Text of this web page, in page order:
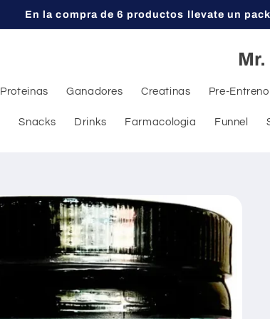
En la compra de 6 productos llevate un
Proteinas Ganadores Creatinas Pre-Entreno
Snacks Drinks Farmacologia Funnel